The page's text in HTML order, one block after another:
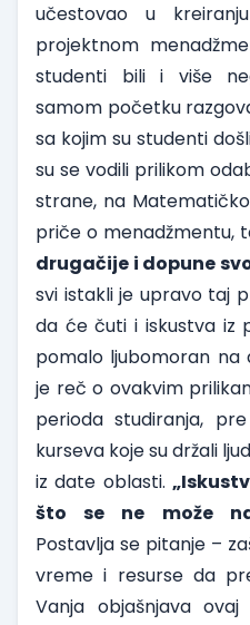
učestovao u
projektnom
studenti bili i više
samom početku
sa kojim su studenti
su se vodili prilikom
strane, na
priče o menadžmentu,
drugačije i dopune
svi istakli je upravo taj
da će čuti i iskustva iz
pomalo ljubomoran na
je reč o ovakvim
perioda studiranja,
kurseva koje su držali
iz date oblasti.
što se ne može
Postavlja se pitanje –
vreme i resurse da
Vanja objašnjava